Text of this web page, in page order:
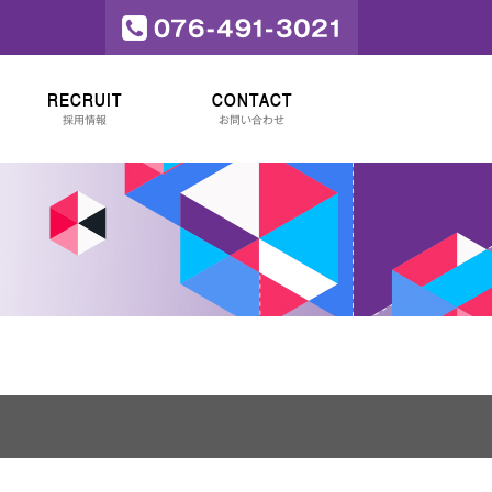
RECRUIT
採用情報
CONTACT
お問い合わせ